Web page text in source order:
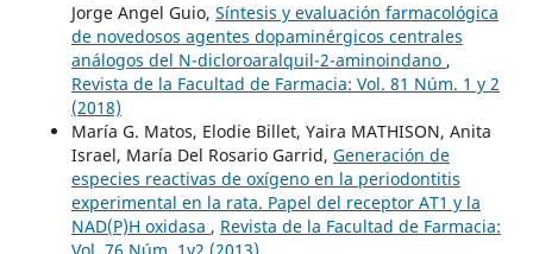
Jorge Angel Guio, Síntesis y evaluación farmacológica
de novedosos agentes dopaminérgicos centrales
análogos del N-dicloroaralquil-2-aminoindano ,
Revista de la Facultad de Farmacia: Vol. 81 Núm. 1 y 2
(2018)
María G. Matos, Elodie Billet, Yaira MATHISON, Anita
Israel, María Del Rosario Garrid, Generación de
especies reactivas de oxígeno en la periodontitis
experimental en la rata. Papel del receptor AT1 y la
NAD(P)H oxidasa , Revista de la Facultad de Farmacia: